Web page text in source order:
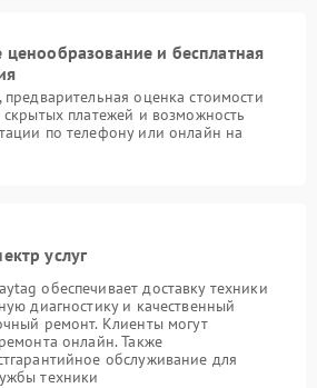
ценообразование и бесплатная
оценка стоимости
скрытых платежей и возможность
по телефону или онлайн на
услуг
обеспечивает доставку техники
диагностику и качественный
ремонт. Клиенты могут
онлайн. Также
обслуживание для
техники